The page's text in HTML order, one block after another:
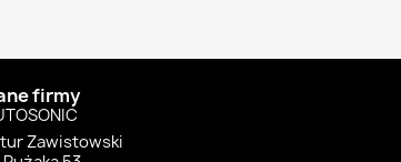
firmy
Zawistowski